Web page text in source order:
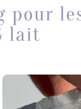
pour
lait